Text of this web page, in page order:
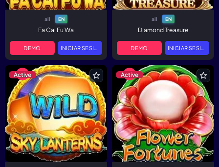
all EN
Fa Cai Fu Wa
DEMO INICIAR SESIÓN
all EN
Diamond Treasure
DEMO INICIAR SESIÓN
Active Active